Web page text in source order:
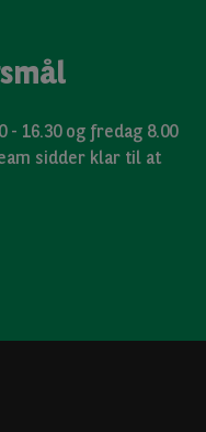
- 16.30 og fredag 8.00
sidder klar til at